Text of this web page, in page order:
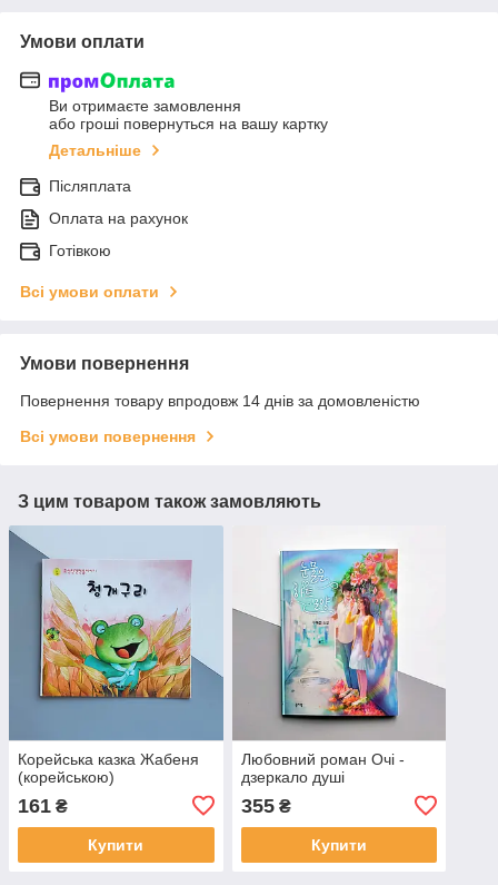
Умови оплати
Ви отримаєте замовлення
або гроші повернуться на вашу картку
Детальніше
Післяплата
Оплата на рахунок
Готівкою
Всі умови оплати
Умови повернення
Повернення товару впродовж 14 днів за домовленістю
Всі умови повернення
З цим товаром також замовляють
Корейська казка Жабеня
(корейською)
161 ₴
Купити
Любовний роман Очі -
дзеркало душі
355₴
Купити